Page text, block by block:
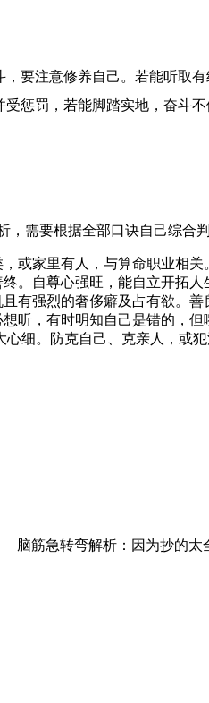
要注意修养自己。若能听取
惩罚，若能脚踏实地，奋斗
需要根据全部口诀自己综合判
或家里有人，与算命职业相
。自尊心强旺，能自立开拓
有强烈的奢侈癖及占有欲。
听，有时明知自己是错的，
细。防克自己、克亲人，或
脑筋急转弯解析：因为抄